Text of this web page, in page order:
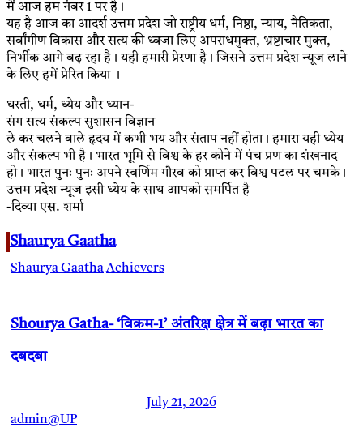
में आज हम नंबर 1 पर है।
यह है आज का आदर्श उत्तम प्रदेश जो राष्ट्रीय धर्म, निष्ठा, न्याय, नैतिकता,
सर्वांगीण विकास और सत्य की ध्वजा लिए अपराधमुक्त, भ्रष्टाचार मुक्त,
निर्भीक आगे बढ़ रहा है। यही हमारी प्रेरणा है। जिसने उत्तम प्रदेश न्यूज लाने
के लिए हमें प्रेरित किया ।
धरती, धर्म, ध्येय और ध्यान-
संग सत्य संकल्प सुशासन विज्ञान
ले कर चलने वाले हृदय में कभी भय और संताप नहीं होता। हमारा यही ध्येय
और संकल्प भी है। भारत भूमि से विश्व के हर कोने में पंच प्रण का शंखनाद
हो। भारत पुनः पुनः अपने स्वर्णिम गौरव को प्राप्त कर विश्व पटल पर चमके।
उत्तम प्रदेश न्यूज इसी ध्येय के साथ आपको समर्पित है
-दिव्या एस. शर्मा
Shaurya Gaatha
Shaurya GaathaAchievers
Shourya Gatha- ‘विक्रम-1’ अंतरिक्ष क्षेत्र में बढ़ा भारत का
दबदबा
July 21, 2026
admin@UP